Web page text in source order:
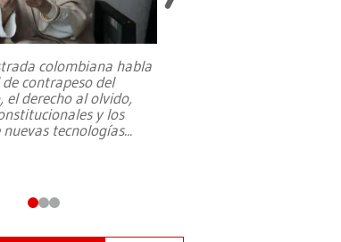
colombiana habla
contrapeso del
el derecho al olvido,
y los
nuevas tecnologías...